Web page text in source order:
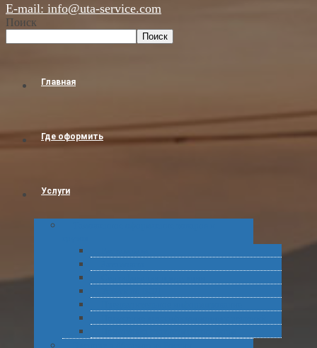
E-mail: info@uta-service.com
Поиск
Поиск
Главная
Где оформить
Услуги